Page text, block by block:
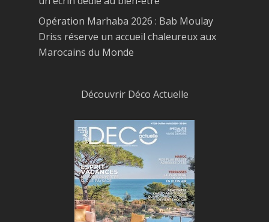
Opération Marhaba 2026 : Bab Moulay
Driss réserve un accueil chaleureux aux
Marocains du Monde
Découvrir Déco Actuelle